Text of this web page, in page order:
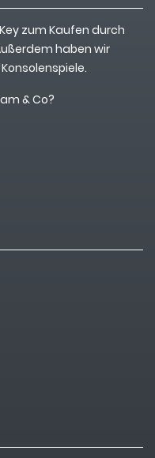
zum Kaufen durch
haben wir
& Co?